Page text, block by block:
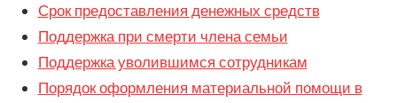
Срок предоставления денежных средств
Поддержка при смерти члена семьи
Поддержка уволившимся сотрудникам
Порядок оформления материальной помощи в